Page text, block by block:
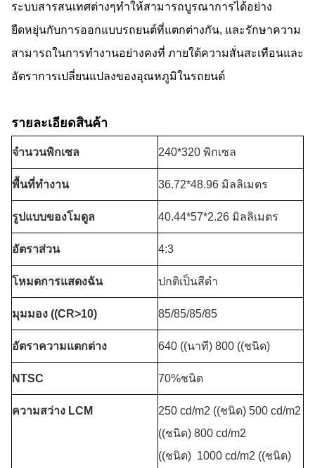
ระบบสารสนเทศต่างๆทําให้สามารถบูรณาการได้อย่าง
ยืดหยุ่นกับการออกแบบรถยนต์ที่แตกต่างกัน, และรักษาความ
สามารถในการทํางานอย่างคงที่ ภายใต้ความสั่นสะเทือนและ
อัตราการเปลี่ยนแปลงของอุณหภูมิในรถยนต์
รายละเอียดสินค้า
จํานวนพิกเซล 240*320 พิกเซล
พื้นที่ทํางาน 36.72*48.96 มิลลิเมตร
รูปแบบของโมดูล 40.44*57*2.26 มิลลิเมตร
อัตราส่วน 4:3
โหมดการแสดงฉัน ปกติเป็นสีดํา
มุมมอง ((CR>10) 85/85/85/85
อัตราความแตกต่าง 640 ((นาที) 800 ((ชนิด)
NTSC 70%ชนิด
ความสว่าง LCM
250 cd/m2 ((ชนิด) 500 cd/m2
((ชนิด) 800 cd/m2
((ชนิด) 1000 cd/m2 ((ชนิด)